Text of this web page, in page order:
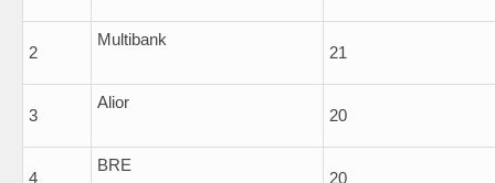
2
Multibank
21
3
Alior
20
4
BRE
20